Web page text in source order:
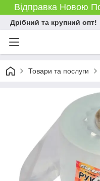
Відправка Новою
Дрібний та крупний опт!
Товари та послуги